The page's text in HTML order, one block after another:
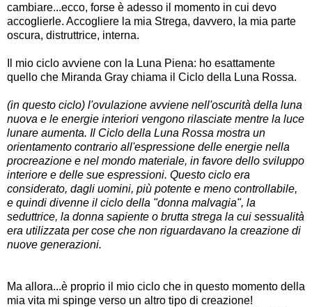
cambiare...ecco, forse è adesso il momento in cui devo
accoglierle. Accogliere la mia Strega, davvero, la mia parte
oscura, distruttrice, interna.
Il mio ciclo avviene con la Luna Piena: ho esattamente
quello che Miranda Gray chiama il Ciclo della Luna Rossa.
(in questo ciclo) l'ovulazione avviene nell'oscurità della luna
nuova e le energie interiori vengono rilasciate mentre la luce
lunare aumenta. Il Ciclo della Luna Rossa mostra un
orientamento contrario all'espressione delle energie nella
procreazione e nel mondo materiale, in favore dello sviluppo
interiore e delle sue espressioni. Questo ciclo era
considerato, dagli uomini, più potente e meno controllabile,
e quindi divenne il ciclo della "donna malvagia", la
seduttrice, la donna sapiente o brutta strega la cui sessualità
era utilizzata per cose che non riguardavano la creazione di
nuove generazioni.
Ma allora...è proprio il mio ciclo che in questo momento della
mia vita mi spinge verso un altro tipo di creazione!